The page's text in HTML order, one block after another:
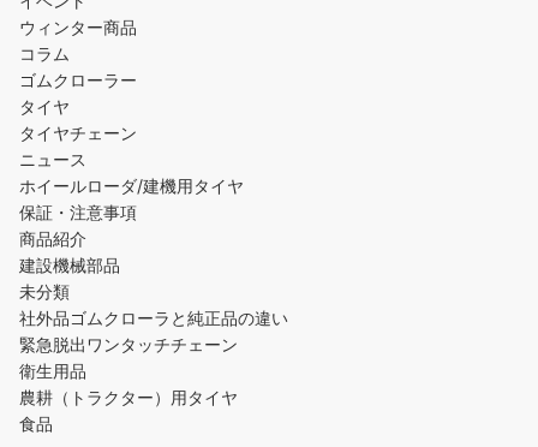
ウィンター商品
コラム
ゴムクローラー
タイヤ
タイヤチェーン
ニュース
ホイールローダ/建機用タイヤ
保証・注意事項
商品紹介
建設機械部品
未分類
社外品ゴムクローラと純正品の違い
緊急脱出ワンタッチチェーン
衛生用品
農耕（トラクター）用タイヤ
食品